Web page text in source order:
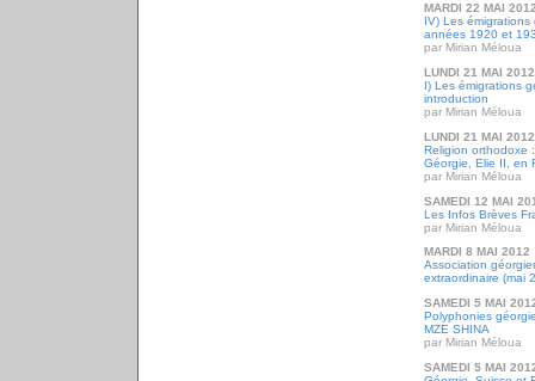
MARDI 22 MAI
IV) Les
années 1920 et
par Mirian Méloua
LUNDI 21 MAI 2012
I) Les émigrations
introduction
par Mirian Méloua
LUNDI 21 MAI 2012
Religion orthodoxe
Géorgie, Elie II, en
par Mirian Méloua
SAMEDI 12 MAI
Les Infos Brèves
par Mirian Méloua
MARDI 8 MAI 2012
Association
extraordinaire (mai
SAMEDI 5 MAI
Polyphonies
MZE SHINA
par Mirian Méloua
SAMEDI 5 MAI